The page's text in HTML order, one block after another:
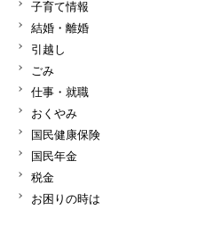
子育て情報
結婚・離婚
引越し
ごみ
仕事・就職
おくやみ
国民健康保険
国民年金
税金
お困りの時は